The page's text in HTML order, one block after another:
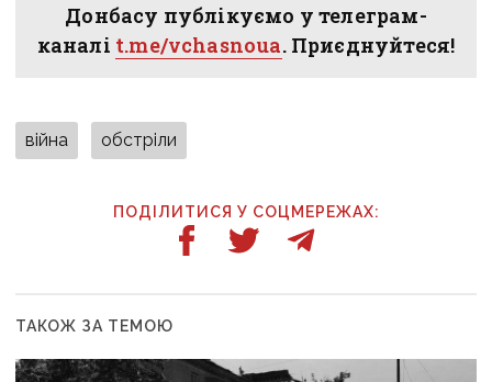
Донбасу публікуємо у телеграм-
каналі t.me/vchasnoua. Приєднуйтеся!
війна обстріли
ПОДІЛИТИСЯ У СОЦМЕРЕЖАХ:
ТАКОЖ ЗА ТЕМОЮ